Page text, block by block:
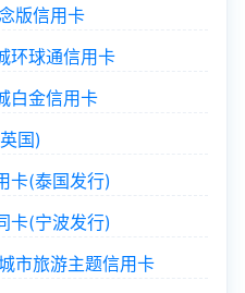
版信用卡
环球通信用卡
白金信用卡
国)
卡(泰国发行)
卡(宁波发行)
市旅游主题信用卡